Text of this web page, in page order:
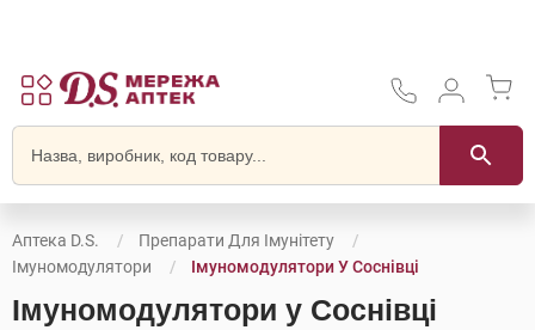
Аптека D.S.
Препарати Для Імунітету
Імуномодулятори
Імуномодулятори У Соснівці
Імуномодулятори у Соснівці